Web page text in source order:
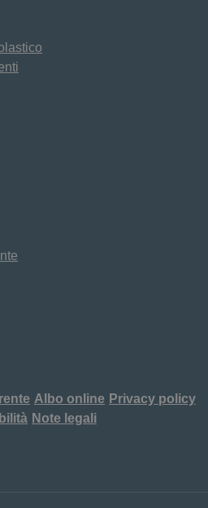
Albo online Privacy policy
Note legali